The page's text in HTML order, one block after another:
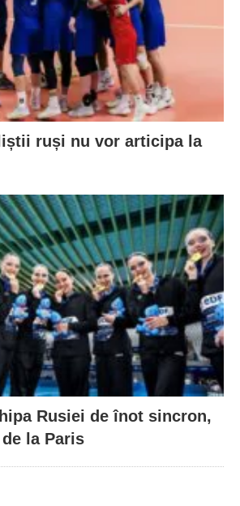
ruși nu vor articipa la
Rusiei de înot sincron,
la Paris